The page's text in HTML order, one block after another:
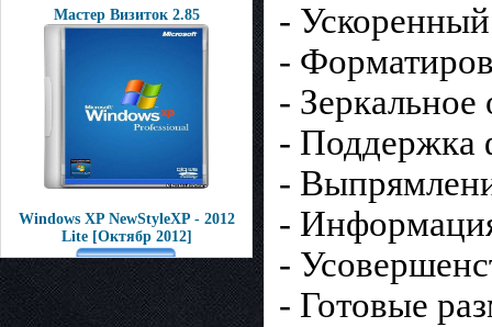
Мастер Визиток 2.85
Windows XP NewStyleXP - 2012
Lite [Октябр 2012]
- Ускоренный
-
- Зеркальное
- Поддержка
-
-
-
- Готовые